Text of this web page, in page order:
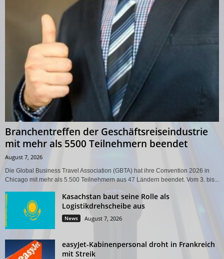
Branchentreffen der Geschäftsreiseindustrie
mit mehr als 5500 Teilnehmern beendet
August 7, 2026
Die Global Business Travel Association (GBTA) hat ihre Convention 2026 in
Chicago mit mehr als 5.500 Teilnehmern aus 47 Ländern beendet. Vom 3. bis...
Kasachstan baut seine Rolle als
Logistikdrehscheibe aus
News August 7, 2026
easyJet-Kabinenpersonal droht in Frankreich
mit Streik